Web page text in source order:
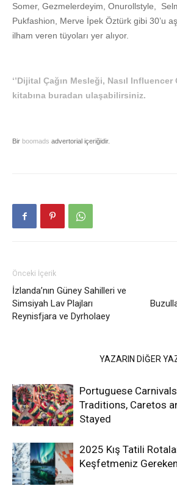
Somer, Gezmelerdeyim, Onurollstyle,
Pukfashion, Merve İpek Öztürk gibi 30’u
ilham veren tüyoları yer alıyor.
‘’Dijital Çağın Mesleği, Nasıl Influencer
kitabına buradan ulaşabilirsiniz.
Bir boomads advertorial içeriğidir.
Önceki İçerik
İzlanda’nın Güney Sahilleri ve
Simsiyah Lav Plajları
Reynisfjara ve Dyrholaey
YAZARIN DİĞER
Portuguese
Traditions, Caretos
Stayed
2025 Kış Tatili
Keşfetmeniz